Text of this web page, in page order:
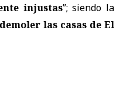
injustas”; siendo la
demoler las casas de El